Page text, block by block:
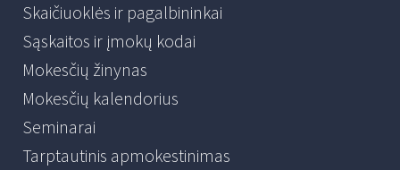
Skaičiuoklės ir pagalbininkai
Sąskaitos ir įmokų kodai
Mokesčių žinynas
Mokesčių kalendorius
Seminarai
Tarptautinis apmokestinimas